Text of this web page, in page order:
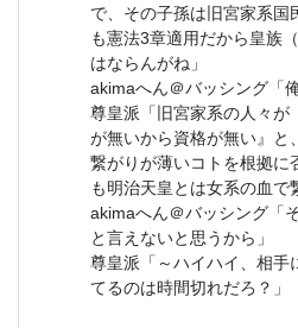
で、その子孫は旧宮家系国
も憲法3章適用だから皇族
はならんがね」
akimaへん＠バッシング「
尊皇派「旧宮家系の人々が
が無いから資格が無い』と
繋がりが薄いコトを根拠に
も明治天皇とは女系の血で
akimaへん＠バッシング「
と言えないと思うから」
尊皇派「～ハイハイ、相
てるのは時間切れだろ？」